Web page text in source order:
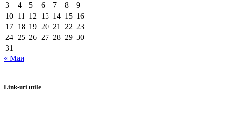
3
4 5 6 7 8
9
10 11 12 13 14 15 16
17 18 19 20 21 22 23
24 25 26 27 28 29 30
31
« Май
Link-uri utile